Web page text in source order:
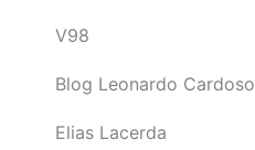
V98
Blog Leonardo Cardoso
Elias Lacerda